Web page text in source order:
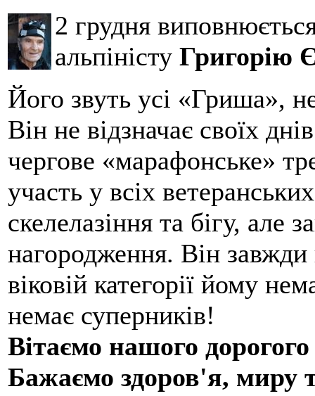
2 грудня
альпіністу Григорію
Його звуть усі «Гриша»,
Він не відзначає своїх
чергове «марафонське»
участь у всіх
скелелазіння та бігу, але
нагородження. Він
віковій категорії йому
немає суперників!
Вітаємо нашого
Бажаємо здоров'я, миру